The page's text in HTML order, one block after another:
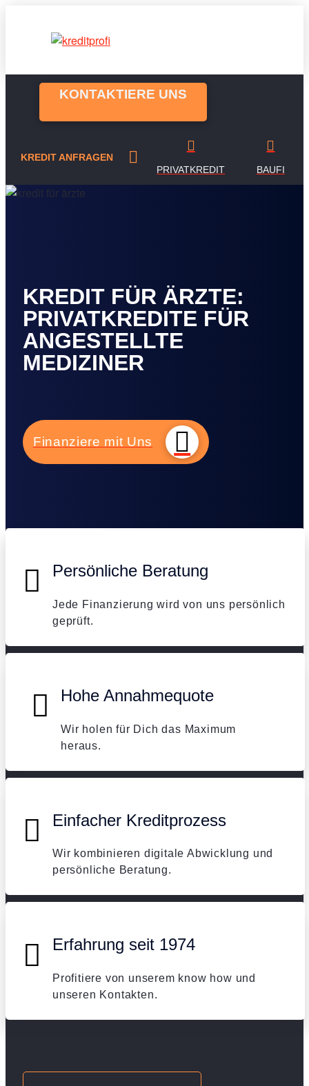
KONTAKTIERE UNS
KREDIT ANFRAGEN
PRIVATKREDIT
BAUFI
KREDIT FÜR ÄRZTE:
PRIVATKREDITE FÜR
ANGESTELLTE
MEDIZINER
Finanziere mit Uns
Persönliche Beratung
Jede Finanzierung wird von uns persönlich
geprüft.
Hohe Annahmequote
Wir holen für Dich das Maximum
heraus.
Einfacher Kreditprozess
Wir kombinieren digitale Abwicklung und
persönliche Beratung.
Erfahrung seit 1974
Profitiere von unserem know how und
unseren Kontakten.